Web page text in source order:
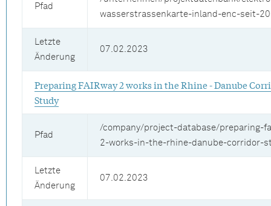
Pfad
wasserstrassenkarte-inland-enc-seit-
Letzte
Änderung
07.02.2023
Preparing FAIRway 2 works in the Rhine - Danube
Study
Pfad
/company/project-database/preparing-
2-works-in-the-rhine-danube-corridor-
Letzte
Änderung
07.02.2023